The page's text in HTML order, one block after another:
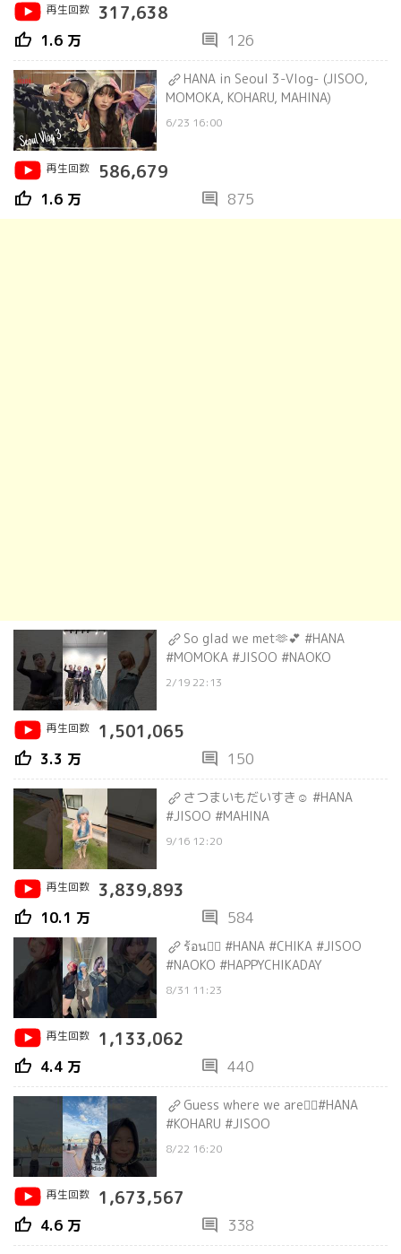
再生回数 317,638
thumb_up 1.6 万 comment 126
HANA in Seoul 3-Vlog- (JISOO,
MOMOKA, KOHARU, MAHINA)
6/23 16:00
再生回数 586,679
thumb_up 1.6 万 comment 875
So glad we met🫶💕 #HANA
#MOMOKA #JISOO #NAOKO
2/19 22:13
再生回数 1,501,065
thumb_up 3.3 万 comment 150
さつまいもだいすき☺️ #HANA
#JISOO #MAHINA
9/16 12:20
再生回数 3,839,893
thumb_up 10.1 万 comment 584
ร้อน❤️‍🔥 #HANA #CHIKA #JISOO
#NAOKO #HAPPYCHIKADAY
8/31 11:23
再生回数 1,133,062
thumb_up 4.4 万 comment 440
Guess where we are💁‍♀️#HANA
#KOHARU #JISOO
8/22 16:20
再生回数 1,673,567
thumb_up 4.6 万 comment 338